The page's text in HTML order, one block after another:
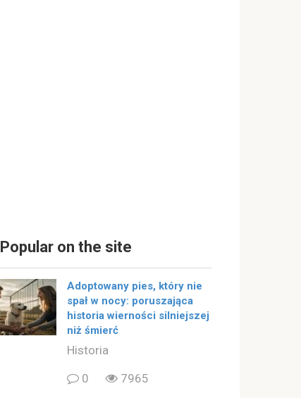
Popular on the site
Adoptowany pies, który nie
spał w nocy: poruszająca
historia wierności silniejszej
niż śmierć
Historia
0
7965